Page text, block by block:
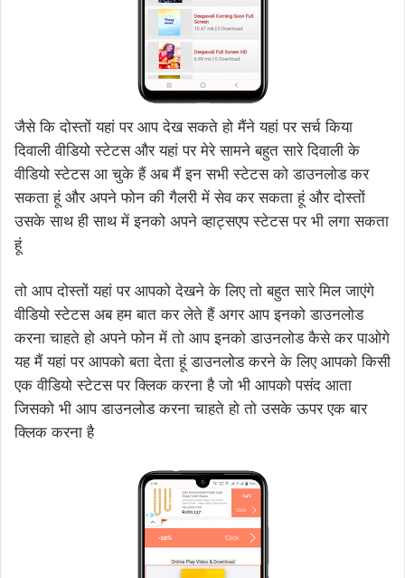
जैसे कि दोस्तों यहां पर आप देख सकते हो मैंने यहां पर सर्च किया
दिवाली वीडियो स्टेटस और यहां पर मेरे सामने बहुत सारे दिवाली के
वीडियो स्टेटस आ चुके हैं अब मैं इन सभी स्टेटस को डाउनलोड कर
सकता हूं और अपने फोन की गैलरी में सेव कर सकता हूं और दोस्तों
उसके साथ ही साथ में इनको अपने व्हाट्सएप स्टेटस पर भी लगा सकता
हूं
तो आप दोस्तों यहां पर आपको देखने के लिए तो बहुत सारे मिल जाएंगे
वीडियो स्टेटस अब हम बात कर लेते हैं अगर आप इनको डाउनलोड
करना चाहते हो अपने फोन में तो आप इनको डाउनलोड कैसे कर पाओगे
यह मैं यहां पर आपको बता देता हूं डाउनलोड करने के लिए आपको किसी
एक वीडियो स्टेटस पर क्लिक करना है जो भी आपको पसंद आता
जिसको भी आप डाउनलोड करना चाहते हो तो उसके ऊपर एक बार
क्लिक करना है